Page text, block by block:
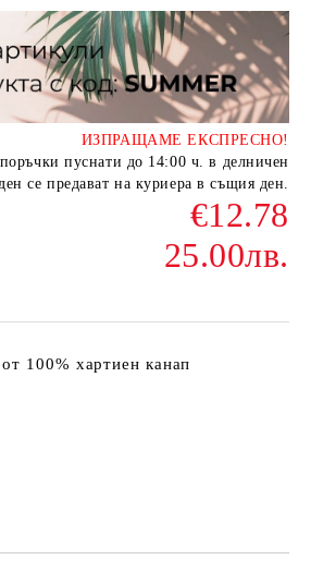
ИЗПРАЩАМЕ ЕКСПРЕСНО!
пуснати до 14:00 ч. в делничен
ден се предават на куриера в същия ден.
€12.78
25.00лв.
100% хартиен канап